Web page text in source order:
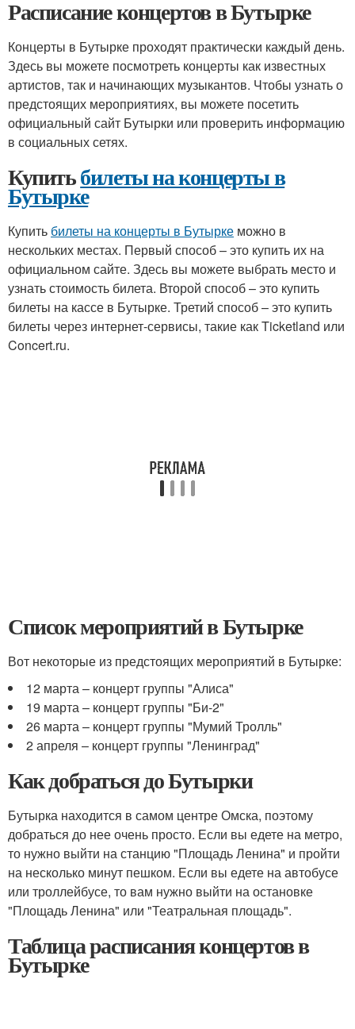
Расписание концертов в Бутырке
Концерты в Бутырке проходят практически каждый день.
Здесь вы можете посмотреть концерты как известных
артистов, так и начинающих музыкантов. Чтобы узнать о
предстоящих мероприятиях, вы можете посетить
официальный сайт Бутырки или проверить информацию
в социальных сетях.
Купитьбилеты на концерты в
Бутырке
Купить билеты на концерты в Бутырке можно в
нескольких местах. Первый способ – это купить их на
официальном сайте. Здесь вы можете выбрать место и
узнать стоимость билета. Второй способ – это купить
билеты на кассе в Бутырке. Третий способ – это купить
билеты через интернет-сервисы, такие как Ticketland или
Concert.ru.
Список мероприятий в Бутырке
Вот некоторые из предстоящих мероприятий в Бутырке:
12 марта – концерт группы "Алиса"
19 марта – концерт группы "Би-2"
26 марта – концерт группы "Мумий Тролль"
2 апреля – концерт группы "Ленинград"
Как добраться до Бутырки
Бутырка находится в самом центре Омска, поэтому
добраться до нее очень просто. Если вы едете на метро,
то нужно выйти на станцию "Площадь Ленина" и пройти
на несколько минут пешком. Если вы едете на автобусе
или троллейбусе, то вам нужно выйти на остановке
"Площадь Ленина" или "Театральная площадь".
Таблица расписания концертов в
Бутырке